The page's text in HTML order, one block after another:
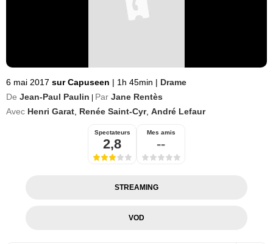
6 mai 2017 sur Capuseen | 1h 45min | Drame
De Jean-Paul Paulin Par Jane Rentès
Avec Henri Garat Renée Saint-Cyr, André Lefaur
Spectateurs
2,8
Mes amis
--
STREAMING
VOD